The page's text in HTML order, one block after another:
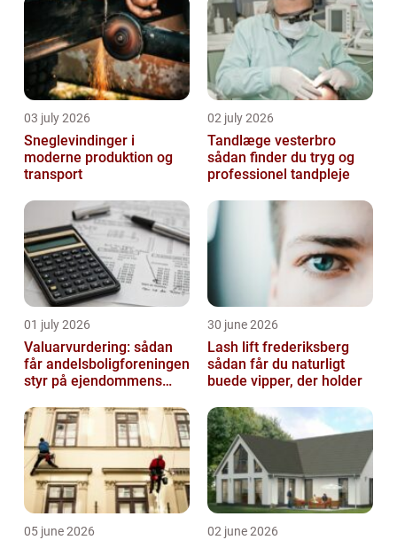
03 july 2026
Sneglevindinger i
moderne produktion og
transport
02 july 2026
Tandlæge vesterbro
sådan finder du tryg og
professionel tandpleje
01 july 2026
Valuarvurdering: sådan
får andelsboligforeningen
styr på ejendommens
30 june 2026
Lash lift frederiksberg
sådan får du naturligt
buede vipper, der holder
05 june 2026 02 june 2026